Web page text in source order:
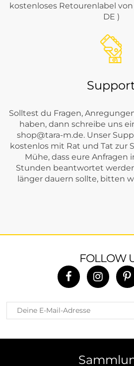
kostenloses Retourenlabel
DE )
Solltest du Fragen,
haben, dann schreibe uns
shop@tara-m.de. Unser
kostenlos mit Rat und Tat zur
Mühe, dass eure Anfragen
Stunden beantwortet
länger dauern sollte, bitten
FOLLOW